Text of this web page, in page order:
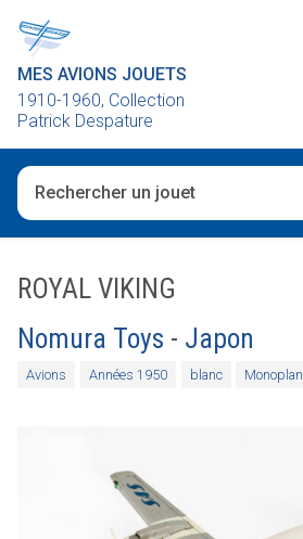
MES AVIONS JOUETS
1910-1960, Collection
Patrick Despature
ROYAL VIKING
Nomura Toys - Japon
Avions Années 1950 blanc Monoplan